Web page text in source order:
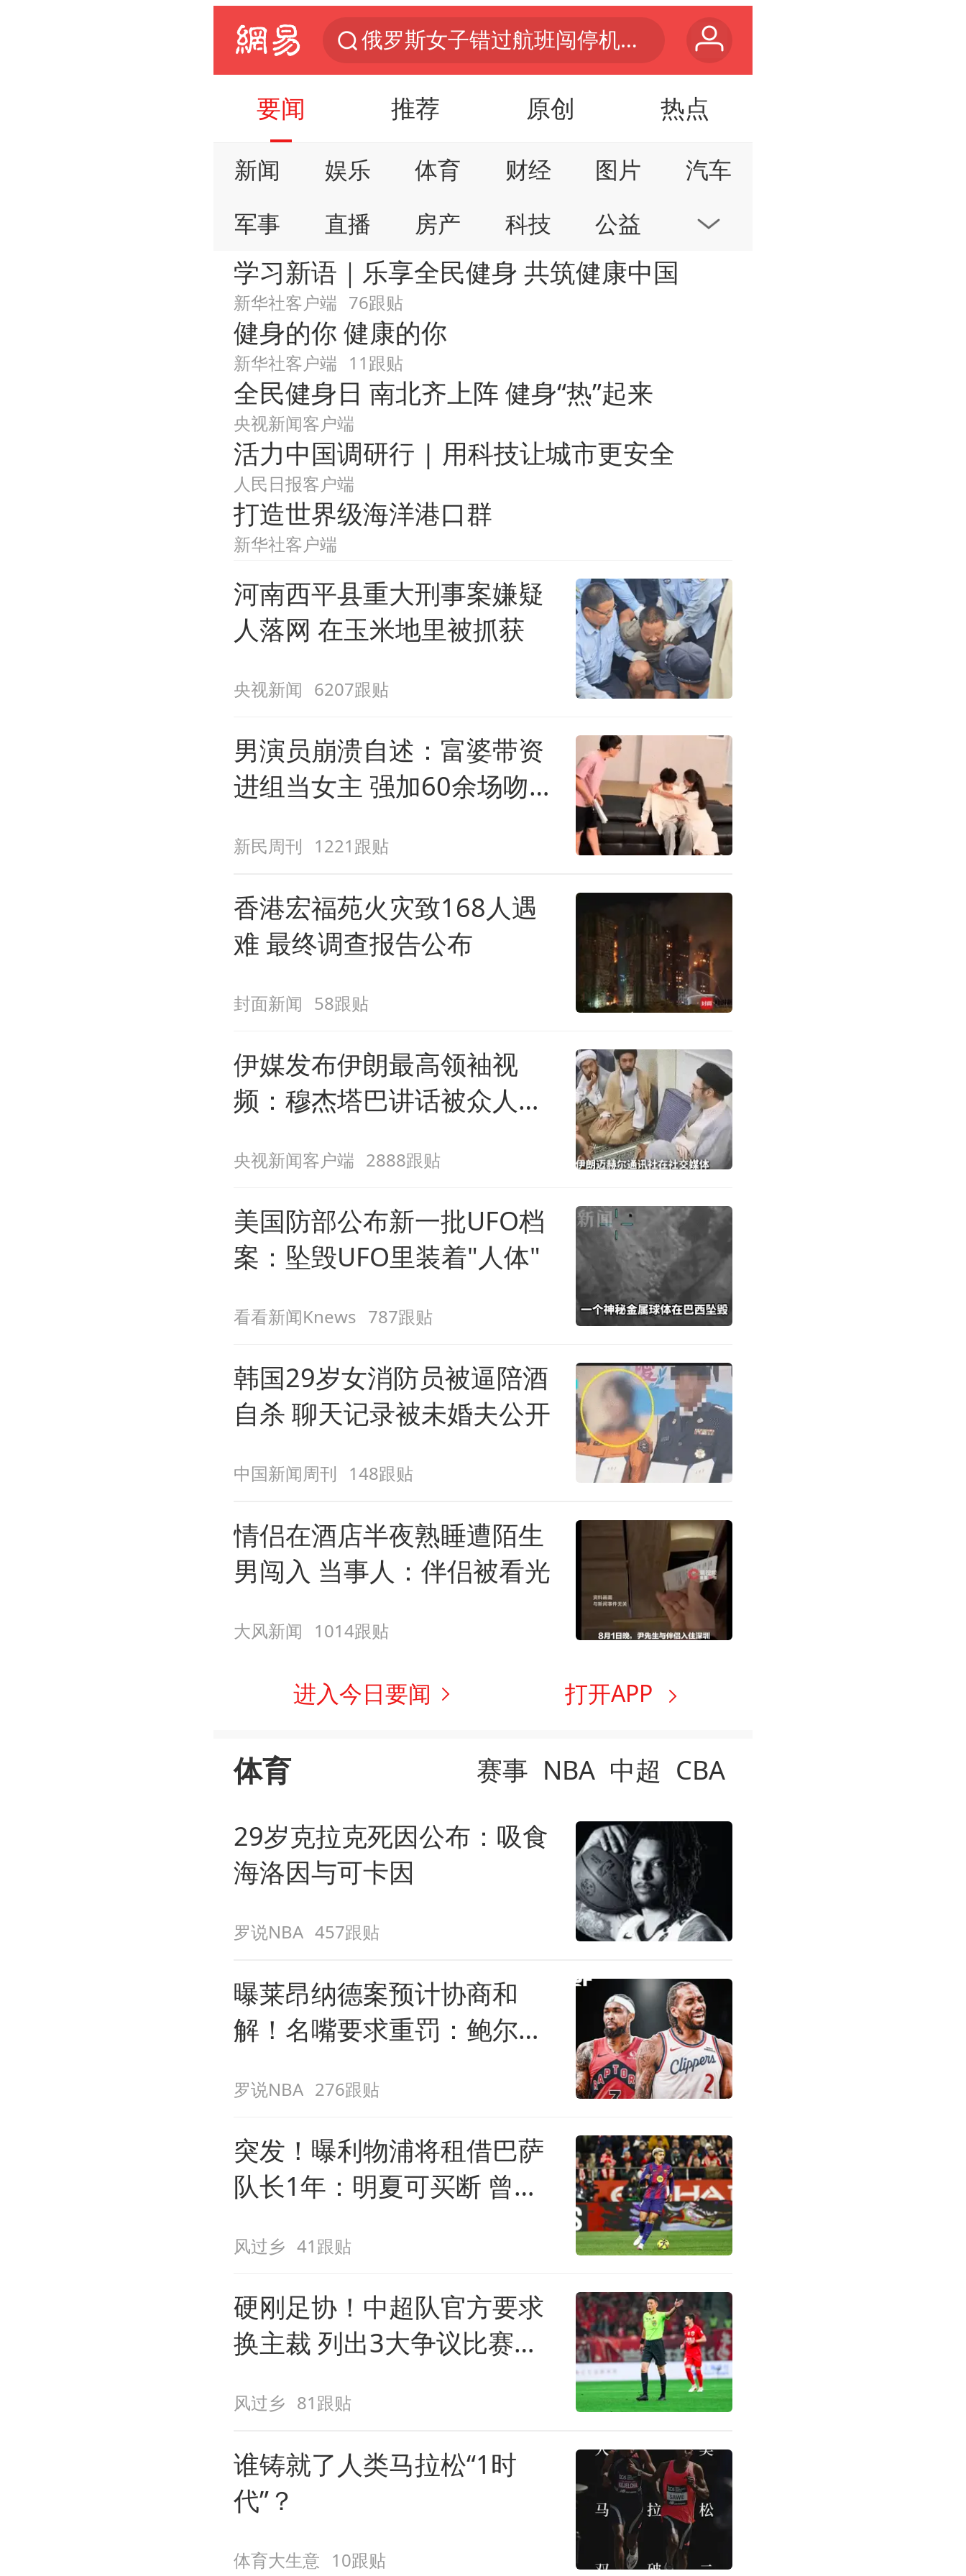
俄罗斯女子错过航班闯停机坪拦飞机
多家A股公司收到美国关税退款
视频丨中国东方电气集团原党组副书记、董事宋致远被查
香港宏福苑火灾或由烟头引起
白海豚将正面袭击贯穿浙江
浙江台州《告全体市民书》
酒店回应车内过夜被收150元
直击东北超：哈尔滨vs通辽
几元成本的AI广告导致千万市值蒸发
36岁男演员成景区NPC后人气爆棚
人民的健康、体质、幸福一脉相承
要闻 推荐 原创 热点
新闻 娱乐 体育 财经 图片
汽车
军事
直播 房产 科技 公益
视频
手机
数码 本地 网易号 时尚
跟贴
游戏 教育
亲子
艺术 双创 数字藏品 小说
学习新语｜乐享全民健身 共筑健康中国
新华社客户端 76跟贴
健身的你 健康的你
新华社客户端 11跟贴
全民健身日 南北齐上阵 健身“热”起来
央视新闻客户端
活力中国调研行 | 用科技让城市更安全
人民日报客户端
打造世界级海洋港口群
新华社客户端
河南西平县重大刑事案嫌疑
人落网 在玉米地里被抓获
央视新闻 6207跟贴
男演员崩溃自述：富婆带资
进组当女主 强加60余场吻
新民周刊 1221跟贴
香港宏福苑火灾致168人遇
难 最终调查报告公布
封面新闻 58跟贴
伊媒发布伊朗最高领袖视
频：穆杰塔巴讲话被众人围
央视新闻客户端 2888跟贴
美国防部公布新一批UFO档
案：坠毁UFO里装着"人体"
看看新闻Knews 787跟贴
韩国29岁女消防员被逼陪酒
自杀 聊天记录被未婚夫公开
中国新闻周刊 148跟贴
情侣在酒店半夜熟睡遭陌生
男闯入 当事人：伴侣被看光
大风新闻 1014跟贴
进入今日要闻 打开APP
体育 赛事 NBA 中超 CBA
29岁克拉克死因公布：吸食
海洛因与可卡因
罗说NBA 457跟贴
曝莱昂纳德案预计协商和
解！名嘴要求重罚：鲍尔默
罗说NBA 276跟贴
突发！曝利物浦将租借巴萨
队长1年：明夏可买断 曾被
风过乡 41跟贴
硬刚足协！中超队官方要求
换主裁 列出3大争议比赛：
风过乡 81跟贴
谁铸就了人类马拉松“1时
代”？
体育大生意 10跟贴